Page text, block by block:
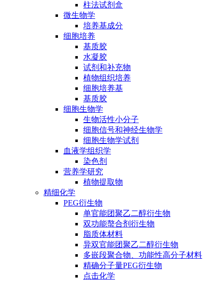
柱法试剂盒
微生物学
培养基成分
细胞培养
基质胶
水凝胶
试剂和补充物
植物组织培养
细胞培养基
基质胶
细胞生物学
生物活性小分子
细胞信号和神经生物学
细胞生物学试剂
血液学组织学
染色剂
营养学研究
植物提取物
精细化学
PEG衍生物
单官能团聚乙二醇衍生物
双功能螯合剂衍生物
脂质体材料
异双官能团聚乙二醇衍生物
多嵌段聚合物、功能性高分子材料
精确分子量PEG衍生物
点击化学